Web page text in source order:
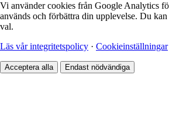
Vi använder cookies från Google Analytics
används och förbättra din upplevelse. Du
val.
Läs vår integritetspolicy · Cookieinställningar
Acceptera alla Endast nödvändiga